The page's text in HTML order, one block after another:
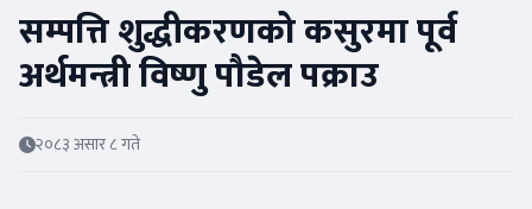
सम्पत्ति शुद्धीकरणको कसुरमा पूर्व
अर्थमन्त्री विष्णु पौडेल पक्राउ
२०८३ असार ८ गते